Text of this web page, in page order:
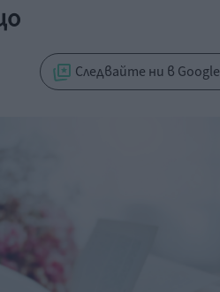
Следвайте ни в Google